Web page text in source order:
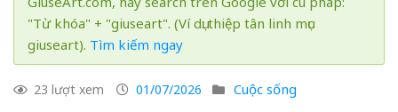
"Từ khóa" + "giuseart". (Ví dụ: thiệp tân linh mục
giuseart). Tìm kiếm ngay
23 lượt xem 01/07/2026 Cuộc sống